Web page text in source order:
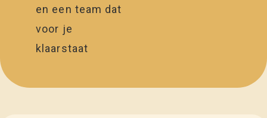
en een team dat
voor je
klaarstaat